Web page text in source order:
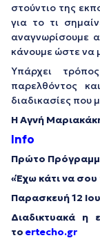
στούντιο της
για το τι
αναγνωρίσουμε
κάνουμε ώστε να
Υπάρχει
παρελθόντος
διαδικασίες που
Η Αγνή
Info
Πρώτο
«Έχω κάτι να
Παρασκευή 12
Διαδικτυακά η
το ertecho.gr